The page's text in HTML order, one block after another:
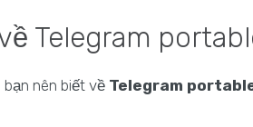
Telegram
nên biết về Telegram